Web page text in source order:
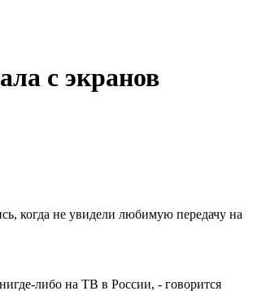
с экранов
когда не увидели любимую передачу на
либо на ТВ в России, - говорится